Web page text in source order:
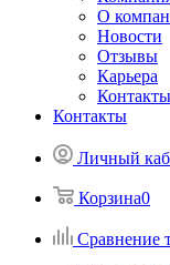
О
Новости
Отзывы
Карьера
Контакты
Контакты
Личный
Корзина0
Сравнение